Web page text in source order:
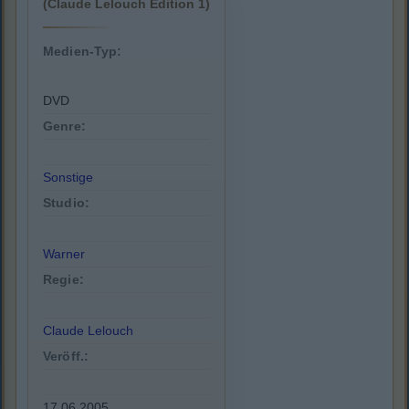
(Claude Lelouch Edition 1)
Medien-Typ:
DVD
Genre:
Sonstige
Studio:
Warner
Regie:
Claude Lelouch
Veröff.: